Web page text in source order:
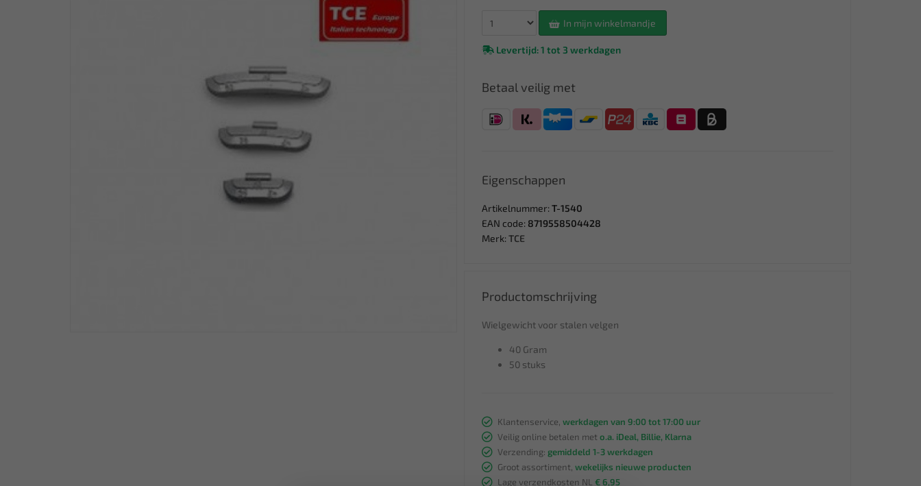
In mijn winkelmandje
Levertijd: 1 tot 3 werkdagen
Betaal veilig met
Eigenschappen
Artikelnummer: T-1540
EAN code: 8719558504428
Merk: TCE
Productomschrijving
Wielgewicht voor stalen velgen
40 Gram
50 stuks
Klantenservice, werkdagen van 9:00 tot 17:00 uur
Veilig online betalen met o.a. iDeal, Billie, Klarna
Verzending: gemiddeld 1-3 werkdagen
Groot assortiment, wekelijks nieuwe producten
Lage verzendkosten NL € 6,95